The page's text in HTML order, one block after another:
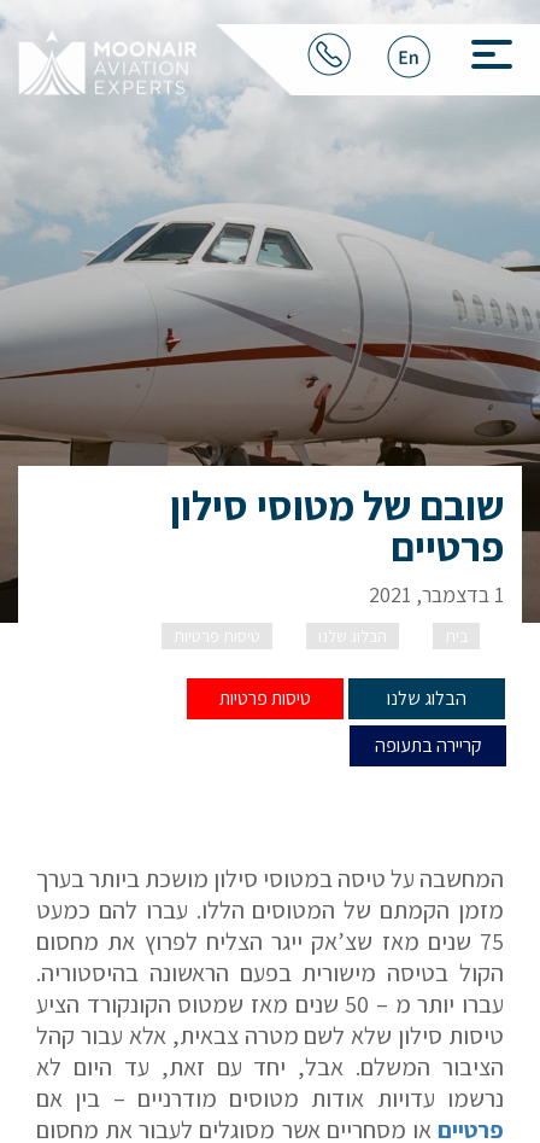
שובם של מטוסי סילון
פרטיים
1 בדצמבר, 2021
בית הבלוג שלנו טיסות פרטיות
הבלוג שלנו
טיסות פרטיות
קריירה בתעופה
המחשבה על טיסה במטוסי סילון מושכת ביותר בערך
מזמן הקמתם של המטוסים הללו. עברו להם כמעט
75 שנים מאז שצ’אק ייגר הצליח לפרוץ את מחסום
הקול בטיסה מישורית בפעם הראשונה בהיסטוריה.
עברו יותר מ – 50 שנים מאז שמטוס הקונקורד הציע
טיסות סילון שלא לשם מטרה צבאית, אלא עבור קהל
הציבור המשלם. אבל, יחד עם זאת, עד היום לא
נרשמו עדויות אודות מטוסים מודרניים – בין אם
פרטייםאו מסחריים אשר מסוגלים לעבור את מחסום